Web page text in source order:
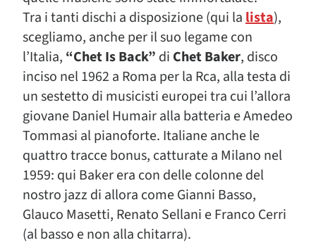
Tra i tanti dischi a disposizione (qui lalista),
scegliamo, anche per il suo legame con
l’Italia, “Chet Is Back” di Chet Baker, disco
inciso nel 1962 a Roma per la Rca, alla testa di
un sestetto di musicisti europei tra cui l’allora
giovane Daniel Humair alla batteria e Amedeo
Tommasi al pianoforte. Italiane anche le
quattro tracce bonus, catturate a Milano nel
1959: qui Baker era con delle colonne del
nostro jazz di allora come Gianni Basso,
Glauco Masetti, Renato Sellani e Franco Cerri
(al basso e non alla chitarra).